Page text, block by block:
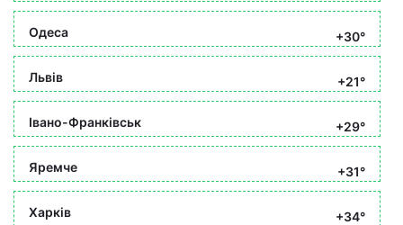
Одеса +30°
Львів +21°
Івано-Франківськ +29°
Яремче +31°
Харків
+34°